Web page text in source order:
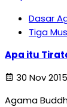
Dasar
Tiga
Apa itu
30 Nov 2015
Agama